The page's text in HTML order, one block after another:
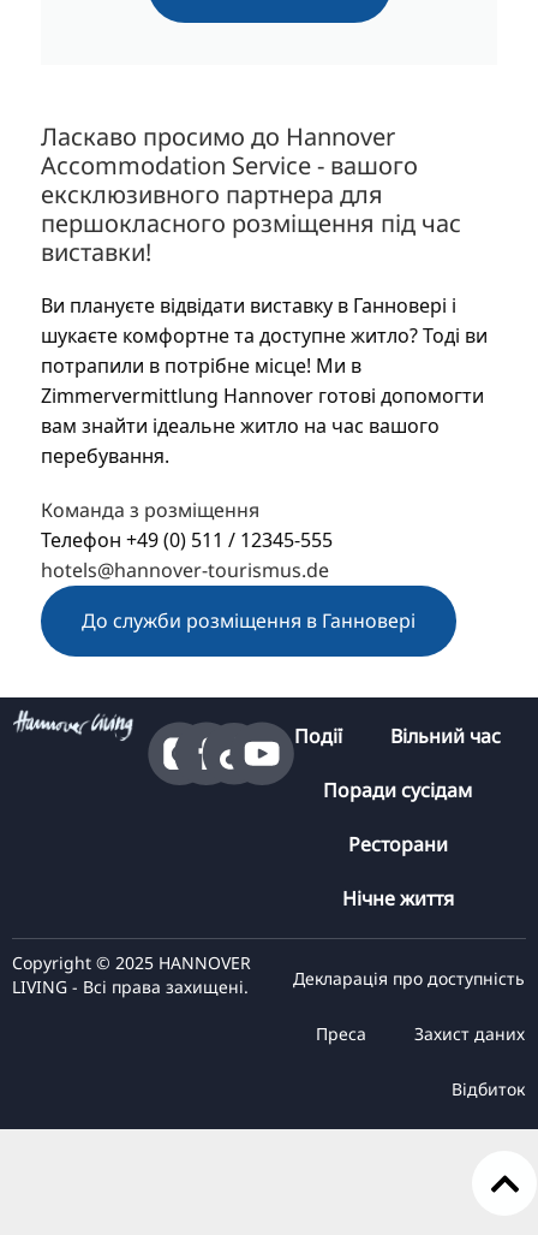
Ласкаво просимо до Hannover
Accommodation Service - вашого
ексклюзивного партнера для
першокласного розміщення під час
виставки!
Ви плануєте відвідати виставку в Ганновері і
шукаєте комфортне та доступне житло? Тоді ви
потрапили в потрібне місце! Ми в
Zimmervermittlung Hannover готові допомогти
вам знайти ідеальне житло на час вашого
перебування.
Команда з розміщення
Телефон +49 (0) 511 / 12345-555
hotels@hannover-tourismus.de
До служби розміщення в Ганновері
Події Вільний час
Поради сусідам
Ресторани
Нічне життя
Copyright © 2025 HANNOVER
LIVING - Всі права захищені.
Декларація про доступність
Преса Захист даних
Відбиток